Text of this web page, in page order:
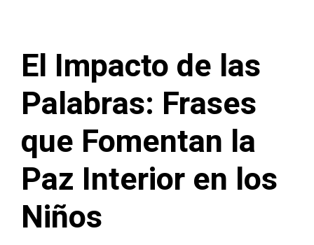
El Impacto de las
Palabras: Frases
que Fomentan la
Paz Interior en los
Niños